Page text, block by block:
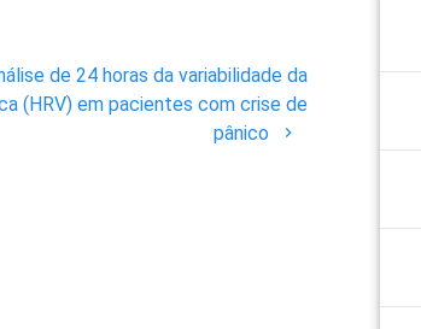
de 24 horas da variabilidade da
(HRV) em pacientes com crise de
pânico